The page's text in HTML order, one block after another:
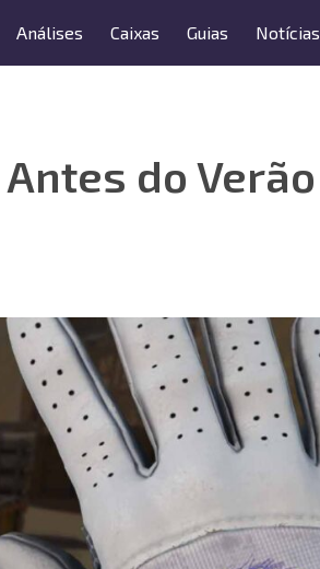
Análises Caixas Guias Notícias
do Verão